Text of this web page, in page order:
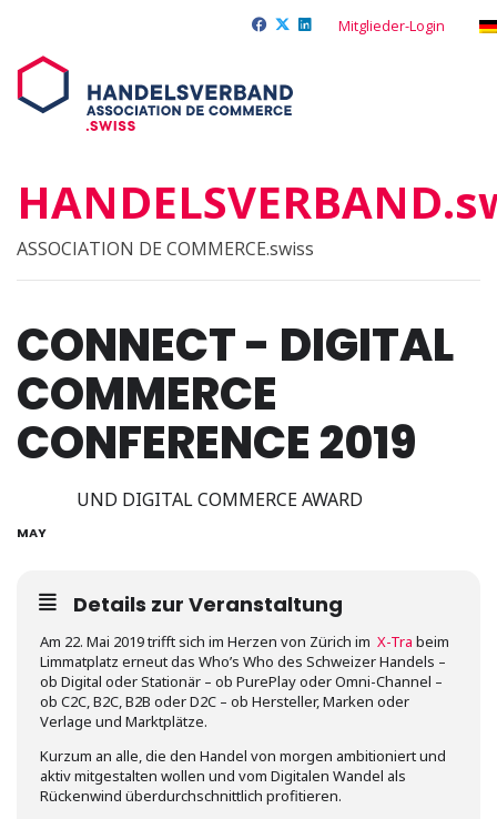
Mitglieder-Login
ASSOCIATION DE COMMERCE.swiss
CONNECT - DIGITAL
COMMERCE
CONFERENCE 2019
MAY
UND DIGITAL COMMERCE AWARD
Details zur Veranstaltung
Am 22. Mai 2019 trifft sich im Herzen von Zürich im X-Tra beim
Limmatplatz erneut das Who’s Who des Schweizer Handels –
ob Digital oder Stationär – ob PurePlay oder Omni-Channel –
ob C2C, B2C, B2B oder D2C – ob Hersteller, Marken oder
Verlage und Marktplätze.
Kurzum an alle, die den Handel von morgen ambitioniert und
aktiv mitgestalten wollen und vom Digitalen Wandel als
Rückenwind überdurchschnittlich profitieren.